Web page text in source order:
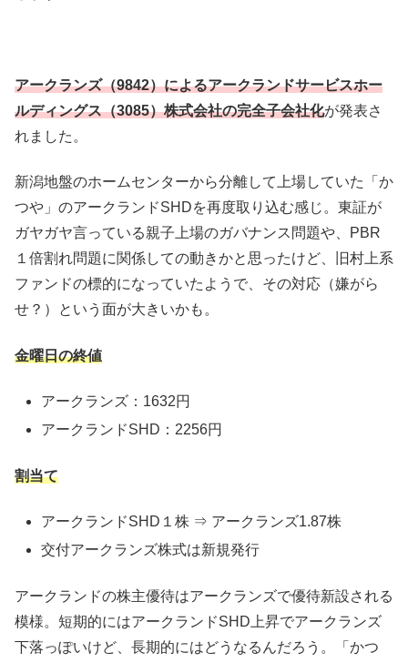
アークランズ（9842）によるアークランドサービスホー
ルディングス（3085）株式会社の完全子会社化が発表さ
れました。
新潟地盤のホームセンターから分離して上場していた「か
つや」のアークランドSHDを再度取り込む感じ。東証が
ガヤガヤ言っている親子上場のガバナンス問題や、PBR
１倍割れ問題に関係しての動きかと思ったけど、旧村上系
ファンドの標的になっていたようで、その対応（嫌がら
せ？）という面が大きいかも。
金曜日の終値
アークランズ：1632円
アークランドSHD：2256円
割当て
アークランドSHD１株 ⇒ アークランズ1.87株
交付アークランズ株式は新規発行
アークランドの株主優待はアークランズで優待新設される
模様。短期的にはアークランドSHD上昇でアークランズ
下落っぽいけど、長期的にはどうなるんだろう。「かつ